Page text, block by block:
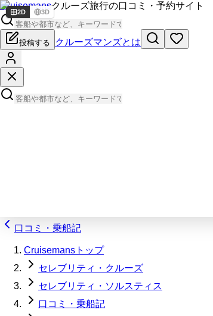
Cruisemansクルーズ旅行の口コミ・予約サイト
投稿する クルーズマンズとは
口コミ・乗船記
Cruisemansトップ
セレブリティ・クルーズ
セレブリティ・ソルスティス
口コミ・乗船記
2D 3D